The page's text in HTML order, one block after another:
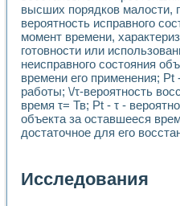
высших порядков малости,
вероятность исправного
момент времени,
готовности или
неисправного состояния
времени его применения; Pt
работы; \/τ-вероятность
время τ= Тв; Pt - τ -
объекта за оставшееся
достаточное для его
Исследования